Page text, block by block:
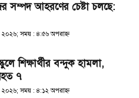
সম্পদ আহরণের চেষ্টা চলছে:
সময় : ৪:৫৬ অপরাহ্ণ
শিক্ষার্থীর বন্দুক হামলা,
৭
সময় : ৪:১২ অপরাহ্ণ